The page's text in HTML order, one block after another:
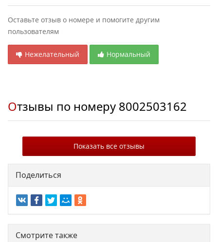
Оставьте отзыв о номере и помогите другим
пользователям
Нежелательный Нормальный
Отзывы по номеру 8002503162
Показать все отзывы
Поделиться
Смотрите также